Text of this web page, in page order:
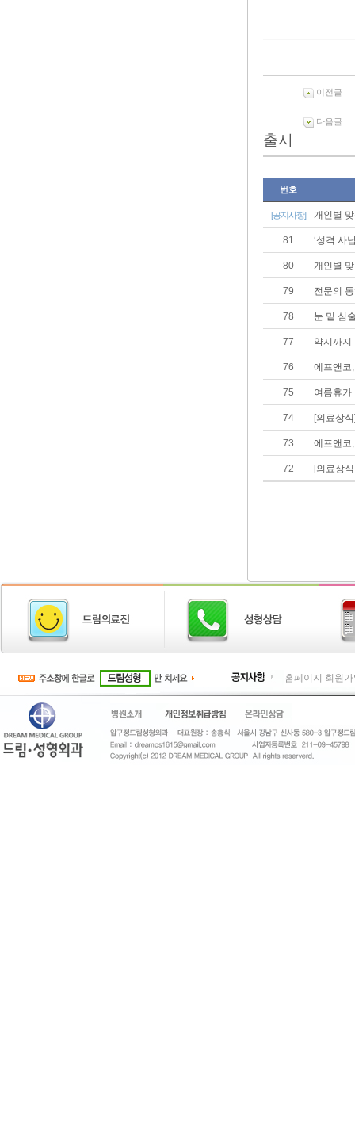
이전글
다음글
출시
번호
[공지사항] 개인별
81 ‘성격 사
80 개인별
79 전문의
78 눈 밑 심
77 약시까지
76 에프앤코
75 여름휴가
74 [의료상
73 에프앤코
72 [의료상
홈페이지 회원